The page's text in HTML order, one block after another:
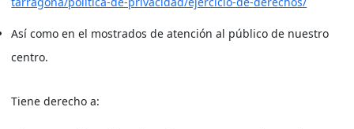
Así como en el mostrados de atención al público de nuestro
centro.
Tiene derecho a: